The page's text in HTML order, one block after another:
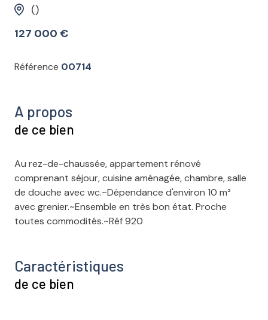
()
127 000 €
Référence 00714
A propos
de ce bien
Au rez-de-chaussée, appartement rénové
comprenant séjour, cuisine aménagée, chambre, salle
de douche avec wc.~Dépendance d'environ 10 m²
avec grenier.~Ensemble en très bon état. Proche
toutes commodités.~Réf 920
Caractéristiques
de ce bien